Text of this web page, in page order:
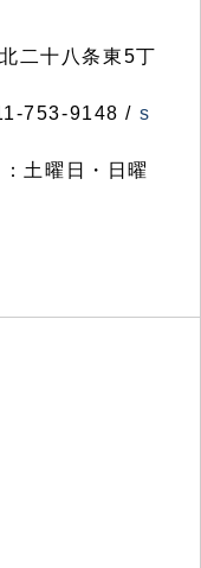
二十八条東5丁
753-9148 / s
土曜日・日曜